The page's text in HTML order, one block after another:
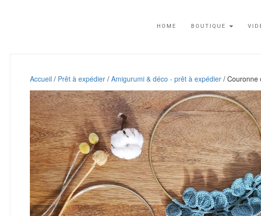
HOME BOUTIQUE
Accueil / Prêt à expédier / Amigurumi & déco - prêt à expédier / Couronne